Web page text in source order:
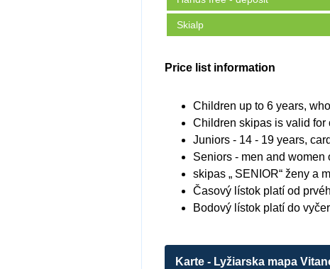
Skialp
Price list information
Children up to 6 years,
Children skipas is valid for
Juniors - 14 - 19 years,
Seniors - men and women
skipas „ SENIOR“ ženy a
Časový lístok platí od
Bodový lístok platí do
Karte - Lyžiarska mapa